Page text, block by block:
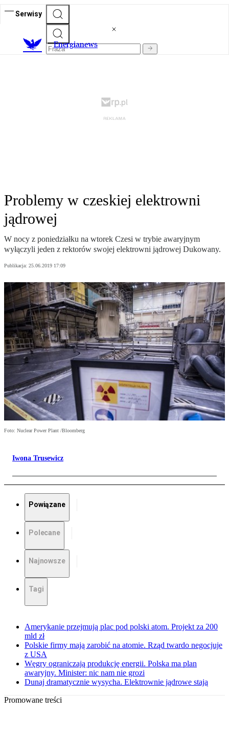
Serwisy
Energianews
Problemy w czeskiej elektrowni
jądrowej
W nocy z poniedziałku na wtorek Czesi w trybie awaryjnym
wyłączyli jeden z rektorów swojej elektrowni jądrowej Dukowany.
Publikacja: 25.06.2019 17:09
Foto: Nuclear Power Plant /Bloomberg
Iwona Trusewicz
Powiązane
Polecane
Najnowsze
Tagi
Amerykanie przejmują plac pod polski atom. Projekt za 200
mld zł
Polskie firmy mają zarobić na atomie. Rząd twardo negocjuje
z USA
Węgry ograniczają produkcję energii. Polska ma plan
awaryjny. Minister: nic nam nie grozi
Dunaj dramatycznie wysycha. Elektrownie jądrowe stają
Promowane treści